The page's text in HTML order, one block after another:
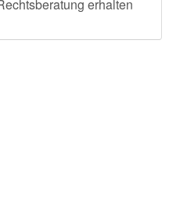
erhalten